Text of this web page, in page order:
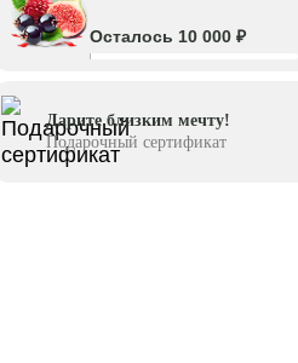
ком
Ноябрь
- 7)
Осталось 10 000 ₽
Дарите близким мечту!
Подарочный сертификат